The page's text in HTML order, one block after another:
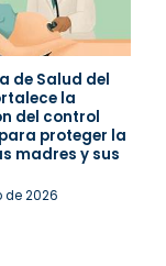
de Salud del
la
del control
proteger la
madres y sus
de 2026